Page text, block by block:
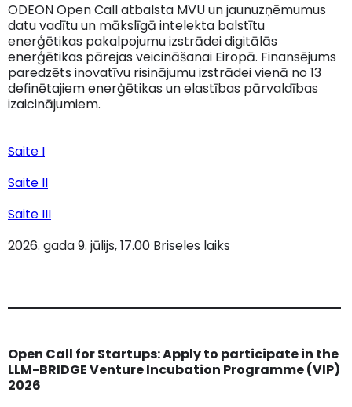
ODEON Open Call atbalsta MVU un jaunuzņēmumus
datu vadītu un mākslīgā intelekta balstītu
enerģētikas pakalpojumu izstrādei digitālās
enerģētikas pārejas veicināšanai Eiropā. Finansējums
paredzēts inovatīvu risinājumu izstrādei vienā no 13
definētajiem enerģētikas un elastības pārvaldības
izaicinājumiem.
Saite I
Saite II
Saite III
2026. gada 9. jūlijs, 17.00 Briseles laiks
Open Call for Startups: Apply to participate in the
LLM-BRIDGE Venture Incubation Programme (VIP)
2026